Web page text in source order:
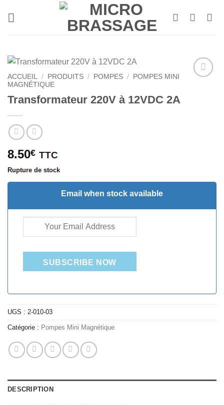
ACCUEIL / PRODUITS / POMPES /
POMPES MINI
MAGNÉTIQUE
Transformateur 220V à 12VDC 2A
8.50€ TTC
Rupture de stock
Email when stock available
SUBSCRIBE NOW
UGS : 2-010-03
Catégorie : Pompes Mini Magnétique
DESCRIPTION